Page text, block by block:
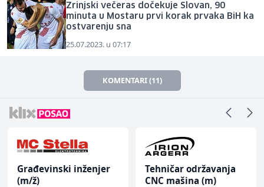
Zrinjski večeras dočekuje Slovan, 90
minuta u Mostaru prvi korak prvaka BiH ka
ostvarenju sna
25.07.2023. u 07:17
KOMENTARI (11)
Građevinski inženjer
(m/ž)
Tehničar održavanja
CNC mašina (m)